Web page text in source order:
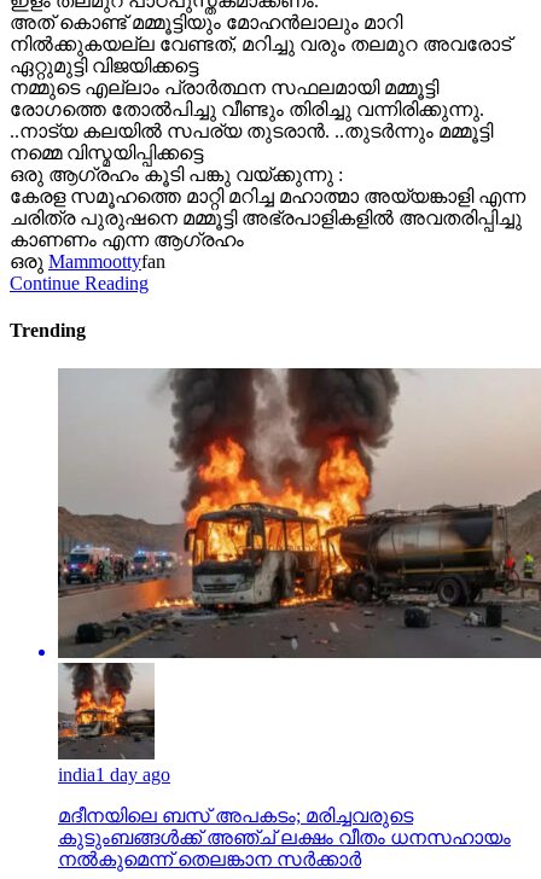
അത് കൊണ്ട് മമ്മൂട്ടിയും മോഹൻലാലും മാറി
നിൽക്കുകയല്ല വേണ്ടത്, മറിച്ചു വരും തലമുറ അവരോട്
ഏറ്റുമുട്ടി വിജയിക്കട്ടെ
നമ്മുടെ എല്ലാം പ്രാർത്ഥന സഫലമായി മമ്മൂട്ടി
രോഗത്തെ തോൽപിച്ചു വീണ്ടും തിരിച്ചു വന്നിരിക്കുന്നു.
..നാട്യ കലയിൽ സപര്യ തുടരാൻ. ..തുടർന്നും മമ്മൂട്ടി
നമ്മെ വിസ്മയിപ്പിക്കട്ടെ
ഒരു ആഗ്രഹം കൂടി പങ്കു വയ്ക്കുന്നു :
കേരള സമൂഹത്തെ മാറ്റി മറിച്ച മഹാത്മാ അയ്യങ്കാളി എന്ന
ചരിത്ര പുരുഷനെ മമ്മൂട്ടി അഭ്രപാളികളിൽ അവതരിപ്പിച്ചു
കാണണം എന്ന ആഗ്രഹം
ഒരു Mammoottyfan
Continue Reading
Trending
india1 day ago
മദീനയിലെ ബസ് അപകടം; മരിച്ചവരുടെ
കുടുംബങ്ങള്‍ക്ക് അഞ്ച് ലക്ഷം വീതം ധനസഹായം
നല്‍കുമെന്ന് തെലങ്കാന സര്‍ക്കാര്‍